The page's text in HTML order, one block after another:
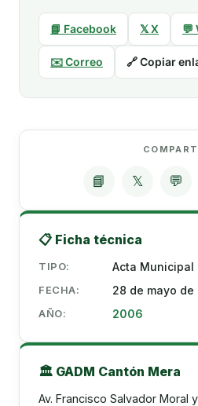
📘 Facebook 𝕏 X 💬
✉️ Correo 🔗 Copiar
📘 𝕏 💬
📋 Ficha técnica
TIPO: Acta Municipal
FECHA: 28 de mayo de
AÑO: 2006
🏛️ GADM Cantón Mera
Av. Francisco Salvador Moral